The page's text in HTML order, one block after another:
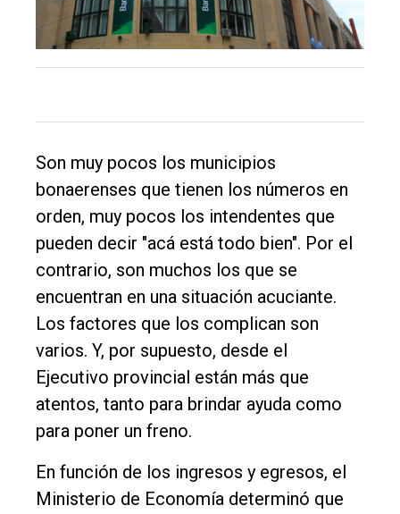
único
DIARIO
Tendencia
General
Política
Cultura
Entrevistas
Rural
Deportes
Fúnebres
Edición
Empresa
Son muy pocos los municipios
bonaerenses que tienen los números en
orden, muy pocos los intendentes que
pueden decir "acá está todo bien". Por el
contrario, son muchos los que se
encuentran en una situación acuciante.
Los factores que los complican son
varios. Y, por supuesto, desde el
Ejecutivo provincial están más que
atentos, tanto para brindar ayuda como
para poner un freno.
En función de los ingresos y egresos, el
Ministerio de Economía determinó que